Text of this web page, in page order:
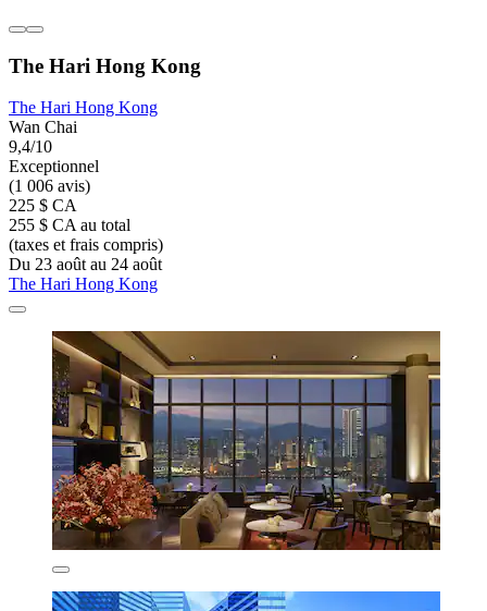
The Hari Hong Kong
The Hari Hong Kong
Wan Chai
9,4/10
Exceptionnel
(1 006 avis)
225 $ CA
255 $ CA au total
(taxes et frais compris)
Du 23 août au 24 août
The Hari Hong Kong